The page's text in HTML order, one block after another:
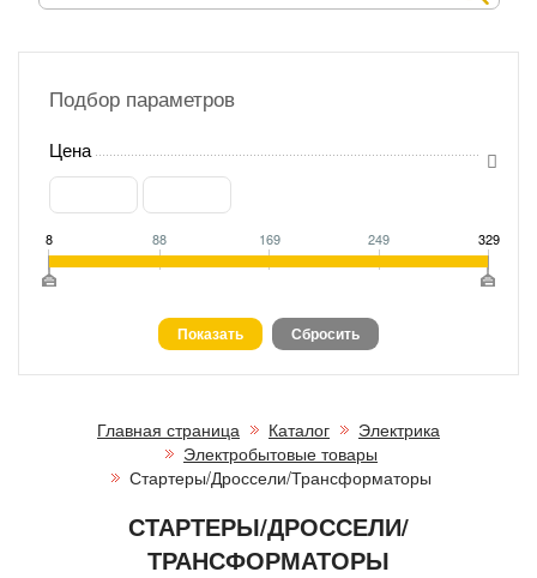
Подбор параметров
Цена
8 88 169 249 329
Главная страница Каталог
Электрика
Электробытовые товары
Стартеры/Дроссели/Трансформаторы
СТАРТЕРЫ/ДРОССЕЛИ/
ТРАНСФОРМАТОРЫ